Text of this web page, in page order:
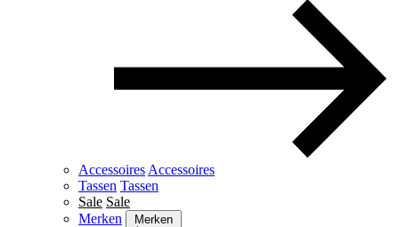
Accessoires Accessoires
Tassen Tassen
Sale Sale
Merken
Merken